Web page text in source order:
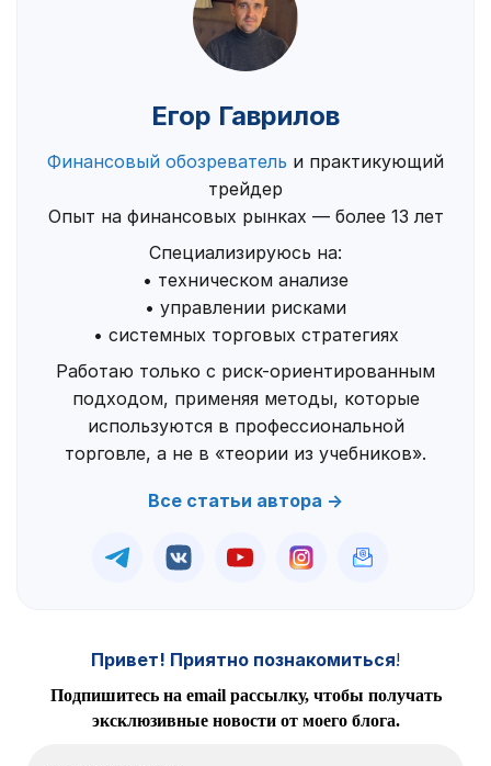
Егор Гаврилов
Финансовый обозреватель и практикующий
трейдер
Опыт на финансовых рынках — более 13 лет
Специализируюсь на:
• техническом анализе
• управлении рисками
• системных торговых стратегиях
Работаю только с риск-ориентированным
подходом, применяя методы, которые
используются в профессиональной
торговле, а не в «теории из учебников».
Все статьи автора →
Привет! Приятно познакомиться!
Подпишитесь на email рассылку, чтобы получать
эксклюзивные новости от моего блога.